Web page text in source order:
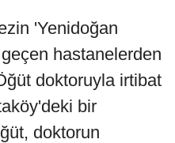
'Yenidoğan
hastanelerden
doktoruyla irtibat
bir
doktorun